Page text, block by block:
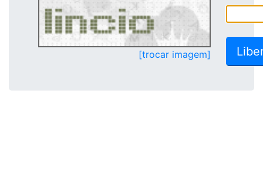
[trocar imagem]